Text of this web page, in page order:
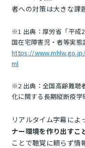
者への対策は大きな課
※1 出典：厚労省「平成
国在宅障害児・者等実態
https://
ml
※2 出典：全国高齢難聴
化に関する長期縦断疫学
リアルタイム字幕によっ
ナー環境を作り出すこ
ことで聴覚に頼らず情